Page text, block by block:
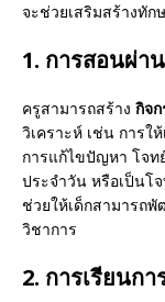
จะช่วยเสริมสร้างทัก
1. การสอนผ่า
ครูสามารถสร้าง กิจ
วิเคราะห์ เช่น การใ
การแก้ไขปัญหา โจท
ประจำวัน หรือเป็นโ
ช่วยให้เด็กสามารถ
วิชาการ
2. การเรียนก